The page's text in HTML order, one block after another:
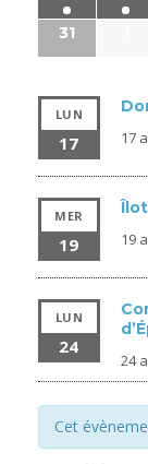
31
LUN
17
17
MER
19
19
LUN
24
24
Cet